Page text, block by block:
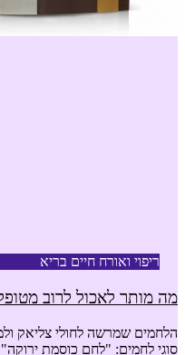
ריפוי ואורח חיים בריא
מה מותר לאכול לרוב
סוגי לחמים: "לחם כוסמת